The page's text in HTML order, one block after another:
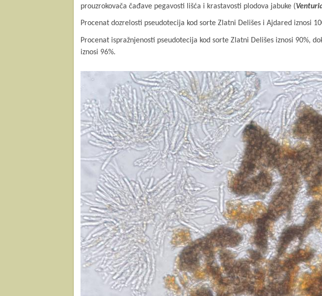
prouzrokovača čađave pegavosti lišća i krastavosti plodova jabuke (
Procenat dozrelosti pseudotecija kod sorte Zlatni Delišes i Ajdared iznosi
Procenat ispražnjenosti pseudotecija kod sorte Zlatni Delišes iznosi 90%,
iznosi 96%.